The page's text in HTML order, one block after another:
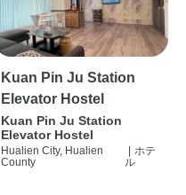
Kuan Pin Ju Station
Elevator Hostel
Kuan Pin Ju Station
Elevator Hostel
Hualien City, Hualien
County
ホテ
ル